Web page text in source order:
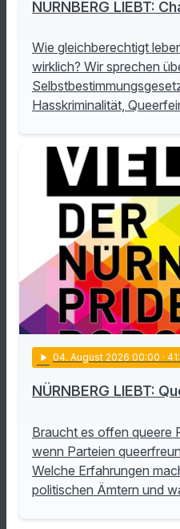
NÜRNBERG LIEBT:
Wie gleichberechtigt
wirklich? Wir sprechen
Hasskriminalität,
play_arrow 04. August 2026 00:00 ·
NÜRNBERG LIEBT:
Braucht es offen queere
wenn Parteien
Welche Erfahrungen
politischen Ämtern und